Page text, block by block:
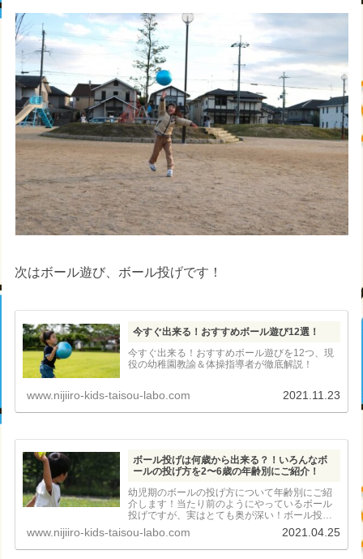
次はボール遊び、ボール投げです！
今すぐ出来る！おすすめボール遊び12選！
今すぐ出来る！おすすめボール遊びを12つ、現
役の幼稚園教諭＆体操指導者が徹底解説！
www.nijiiro-kids-taisou-labo.com 2021.11.23
ボール投げは何歳から出来る？！いろんなボ
ールの投げ方を2〜6歳の年齢別にご紹介！
幼児期のボールの投げ方について年齢別にご紹
介します！当たり前のようにやっているボール
投げですが、実はとても奥が深い！ボール投げ
が上手に投げられるようになると運動神経もど
んどん良くなります！
www.nijiiro-kids-taisou-labo.com 2021.04.25